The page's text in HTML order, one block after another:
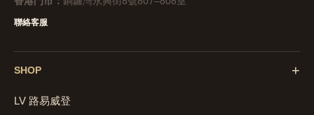
聯絡客服
SHOP +
LV 路易威登